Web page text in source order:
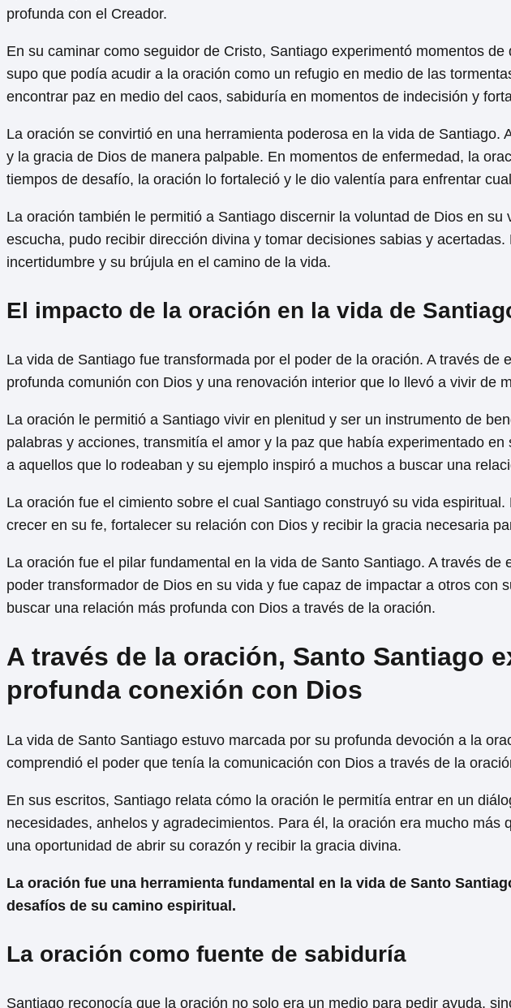
profunda con el Creador.
En su caminar como seguidor de Cristo, Santiago experimentó momentos
supo que podía acudir a la oración como un refugio en medio de las
encontrar paz en medio del caos, sabiduría en momentos de indecisión y
La oración se convirtió en una herramienta poderosa en la vida de Santiago.
y la gracia de Dios de manera palpable. En momentos de enfermedad, la
tiempos de desafío, la oración lo fortaleció y le dio valentía para enfrentar
La oración también le permitió a Santiago discernir la voluntad de Dios en
escucha, pudo recibir dirección divina y tomar decisiones sabias y
incertidumbre y su brújula en el camino de la vida.
El impacto de la oración en la vida de
La vida de Santiago fue transformada por el poder de la oración. A través de
profunda comunión con Dios y una renovación interior que lo llevó a vivir de
La oración le permitió a Santiago vivir en plenitud y ser un instrumento de
palabras y acciones, transmitía el amor y la paz que había experimentado
a aquellos que lo rodeaban y su ejemplo inspiró a muchos a buscar una
La oración fue el cimiento sobre el cual Santiago construyó su vida
crecer en su fe, fortalecer su relación con Dios y recibir la gracia necesaria
La oración fue el pilar fundamental en la vida de Santo Santiago. A través de
poder transformador de Dios en su vida y fue capaz de impactar a otros con
buscar una relación más profunda con Dios a través de la oración.
A través de la oración, Santo Santiago
profunda conexión con Dios
La vida de Santo Santiago estuvo marcada por su profunda devoción a la
comprendió el poder que tenía la comunicación con Dios a través de la
En sus escritos, Santiago relata cómo la oración le permitía entrar en un
necesidades, anhelos y agradecimientos. Para él, la oración era mucho más
una oportunidad de abrir su corazón y recibir la gracia divina.
La oración fue una herramienta fundamental en la vida de Santo
desafíos de su camino espiritual.
La oración como fuente de sabiduría
Santiago reconocía que la oración no solo era un medio para pedir ayuda,